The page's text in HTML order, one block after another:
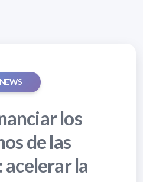
NEWS
los
de las
acelerar la